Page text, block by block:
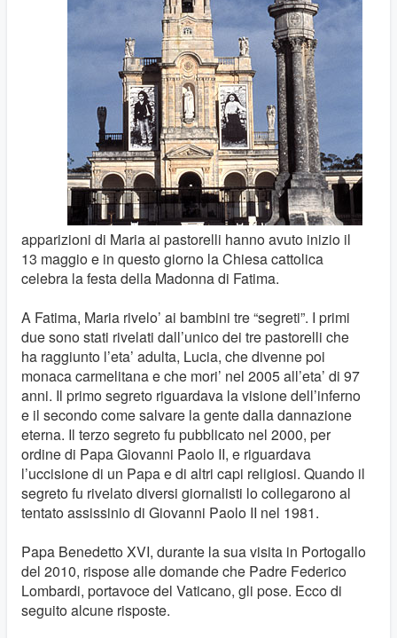
apparizioni di Maria ai pastorelli hanno avuto inizio il
13 maggio e in questo giorno la Chiesa cattolica
celebra la festa della Madonna di Fatima.
A Fatima, Maria rivelo’ ai bambini tre “segreti”. I primi
due sono stati rivelati dall’unico dei tre pastorelli che
ha raggiunto l’eta’ adulta, Lucia, che divenne poi
monaca carmelitana e che mori’ nel 2005 all’eta’ di 97
anni. Il primo segreto riguardava la visione dell’inferno
e il secondo come salvare la gente dalla dannazione
eterna. Il terzo segreto fu pubblicato nel 2000, per
ordine di Papa Giovanni Paolo II, e riguardava
l’uccisione di un Papa e di altri capi religiosi. Quando il
segreto fu rivelato diversi giornalisti lo collegarono al
tentato assissinio di Giovanni Paolo II nel 1981.
Papa Benedetto XVI, durante la sua visita in Portogallo
del 2010, rispose alle domande che Padre Federico
Lombardi, portavoce del Vaticano, gli pose. Ecco di
seguito alcune risposte.